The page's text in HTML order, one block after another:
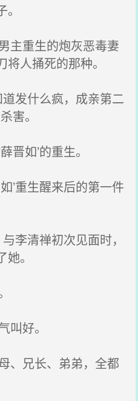
主重生的炮灰恶毒妻
人捅死的那种。
发什么疯，成亲第二
害。
如’的重生。
’重生醒来后的第一件
李清禅初次见面时，
。
好。
、兄长、弟弟，全都